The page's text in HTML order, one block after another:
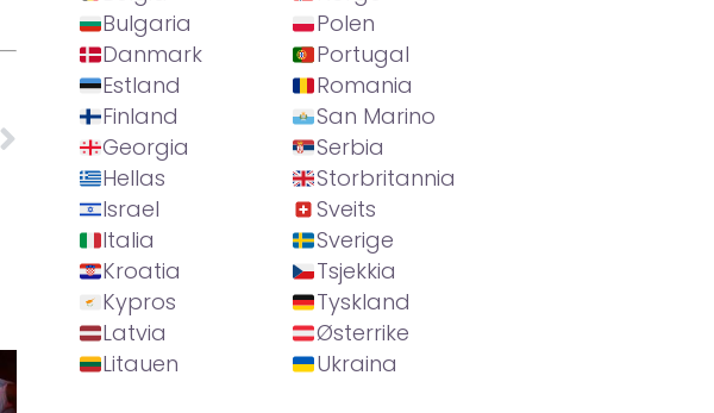
Bulgaria
Danmark
Estland
Finland
Georgia
Hellas
Israel
Italia
Kroatia
Kypros
Latvia
Litauen
Polen
Portugal
Romania
San Marino
Serbia
Storbritannia
Sveits
Sverige
Tsjekkia
Tyskland
Østerrike
Ukraina